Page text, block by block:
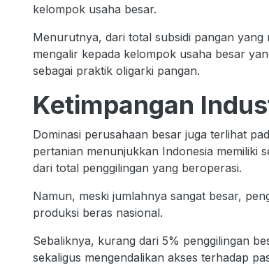
kelompok usaha besar.
Menurutnya, dari total subsidi pangan
mengalir kepada kelompok usaha besar
sebagai praktik oligarki pangan.
Ketimpangan
Dominasi perusahaan besar juga terlihat
pertanian menunjukkan Indonesia memiliki
dari total penggilingan yang beroperasi.
Namun, meski jumlahnya sangat besar,
produksi beras nasional.
Sebaliknya, kurang dari 5% penggilingan
sekaligus mengendalikan akses terhadap